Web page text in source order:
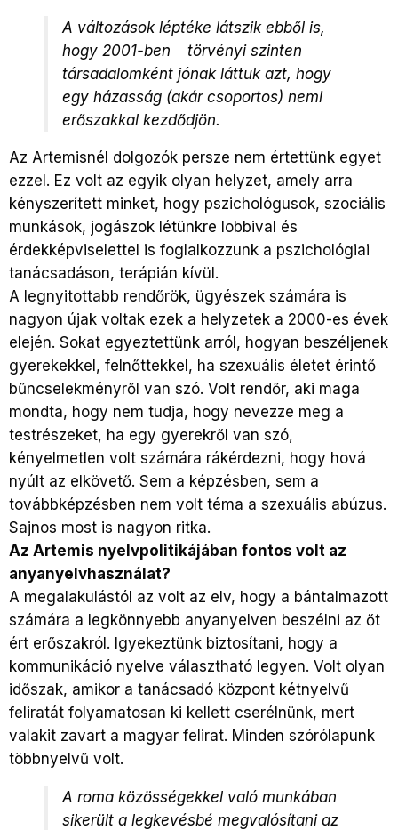
A változások léptéke látszik ebből is,
hogy 2001-ben ‒ törvényi szinten ‒
társadalomként jónak láttuk azt, hogy
egy házasság (akár csoportos) nemi
erőszakkal kezdődjön.
Az Artemisnél dolgozók persze nem értettünk egyet
ezzel. Ez volt az egyik olyan helyzet, amely arra
kényszerített minket, hogy pszichológusok, szociális
munkások, jogászok létünkre lobbival és
érdekképviselettel is foglalkozzunk a pszichológiai
tanácsadáson, terápián kívül.
A legnyitottabb rendőrök, ügyészek számára is
nagyon újak voltak ezek a helyzetek a 2000-es évek
elején. Sokat egyeztettünk arról, hogyan beszéljenek
gyerekekkel, felnőttekkel, ha szexuális életet érintő
bűncselekményről van szó. Volt rendőr, aki maga
mondta, hogy nem tudja, hogy nevezze meg a
testrészeket, ha egy gyerekről van szó,
kényelmetlen volt számára rákérdezni, hogy hová
nyúlt az elkövető. Sem a képzésben, sem a
továbbképzésben nem volt téma a szexuális abúzus.
Sajnos most is nagyon ritka.
Az Artemis nyelvpolitikájában fontos volt az
anyanyelvhasználat?
A megalakulástól az volt az elv, hogy a bántalmazott
számára a legkönnyebb anyanyelven beszélni az őt
ért erőszakról. Igyekeztünk biztosítani, hogy a
kommunikáció nyelve választható legyen. Volt olyan
időszak, amikor a tanácsadó központ kétnyelvű
feliratát folyamatosan ki kellett cserélnünk, mert
valakit zavart a magyar felirat. Minden szórólapunk
többnyelvű volt.
A roma közösségekkel való munkában
sikerült a legkevésbé megvalósítani az